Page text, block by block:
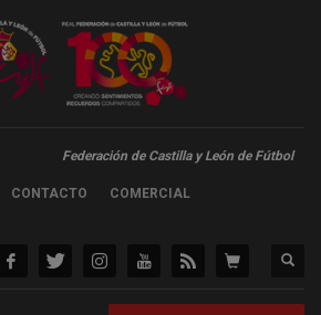
Federación de Castilla y León de Fútbol
CONTACTO
COMERCIAL